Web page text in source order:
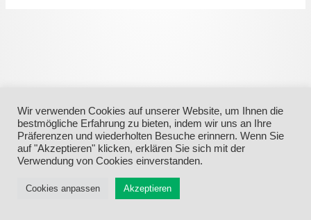
Menü
Wir verwenden Cookies auf unserer Website, um Ihnen die
bestmögliche Erfahrung zu bieten, indem wir uns an Ihre
Präferenzen und wiederholten Besuche erinnern. Wenn Sie
auf "Akzeptieren" klicken, erklären Sie sich mit der
Verwendung von Cookies einverstanden.
Cookies anpassen Akzeptieren